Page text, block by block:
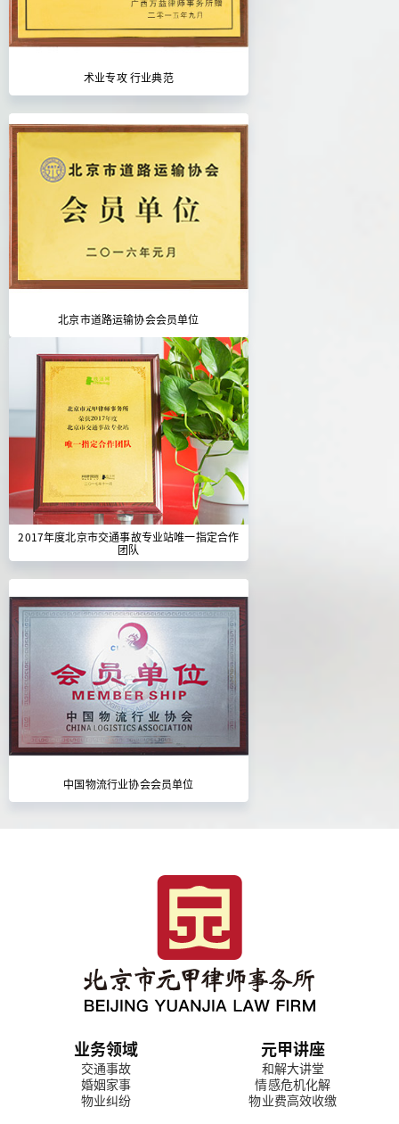
术业专攻 行业典范
北京市道路运输协会会员单位
2017年度北京市交通事故专业站唯一指定合作
团队
中国物流行业协会会员单位
业务领域
交通事故
婚姻家事
物业纠纷
元甲讲座
和解大讲堂
情感危机化解
物业费高效收缴